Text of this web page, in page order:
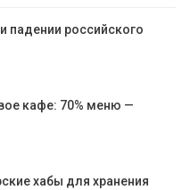
падении российского
кафе: 70% меню —
хабы для хранения